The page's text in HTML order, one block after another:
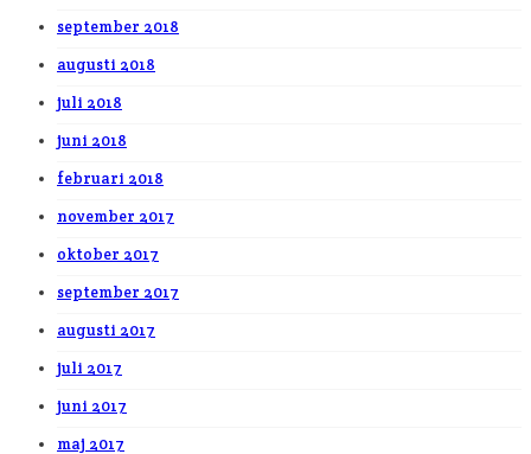
september 2018
augusti 2018
juli 2018
juni 2018
februari 2018
november 2017
oktober 2017
september 2017
augusti 2017
juli 2017
juni 2017
maj 2017